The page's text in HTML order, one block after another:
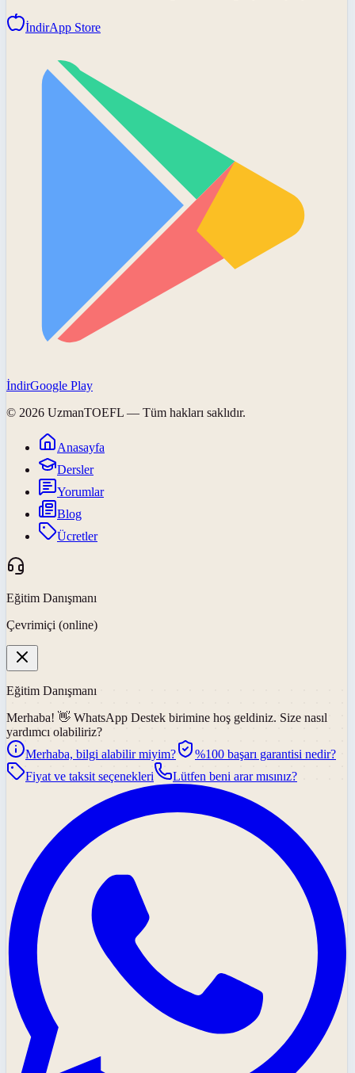
İndirApp Store
İndirGoogle Play
© 2026 UzmanTOEFL — Tüm hakları saklıdır.
Anasayfa
Dersler
Yorumlar
Blog
Ücretler
Eğitim Danışmanı
Çevrimiçi (online)
Eğitim Danışmanı
Merhaba! 👋 WhatsApp Destek birimine hoş geldiniz. Size nasıl
yardımcı olabiliriz?
Merhaba, bilgi alabilir miyim?
%100 başarı garantisi nedir?
Fiyat ve taksit seçenekleri
Lütfen beni arar mısınız?